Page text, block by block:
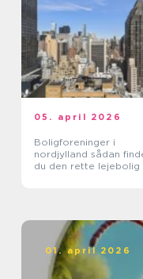
05. april 2026
Boligforeninger i
nordjylland sådan finder
du den rette lejebolig
01. april 2026